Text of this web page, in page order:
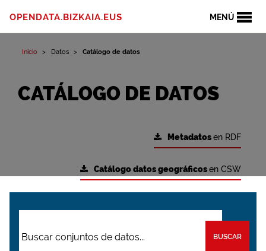
MENÚ
OPENDATA.BIZKAIA.EUS
Inicio Datos Catálogo de datos
CATÁLOGO DE DATOS
Metadatosen RDF
Catálogo datos geográficosen CSW
BUSCAR